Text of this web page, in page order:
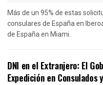
Más de un 95% de estas
consulares de España en
de España en Miami.
DNI en el Extranjero: El
Expedición en Consulados